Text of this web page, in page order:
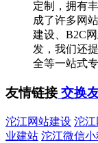
定制，拥有
成了许多网
建设、B2C
发，我们还
全等一站式
友情链接交换
沱江网站建设 沱
业建站 沱江微信